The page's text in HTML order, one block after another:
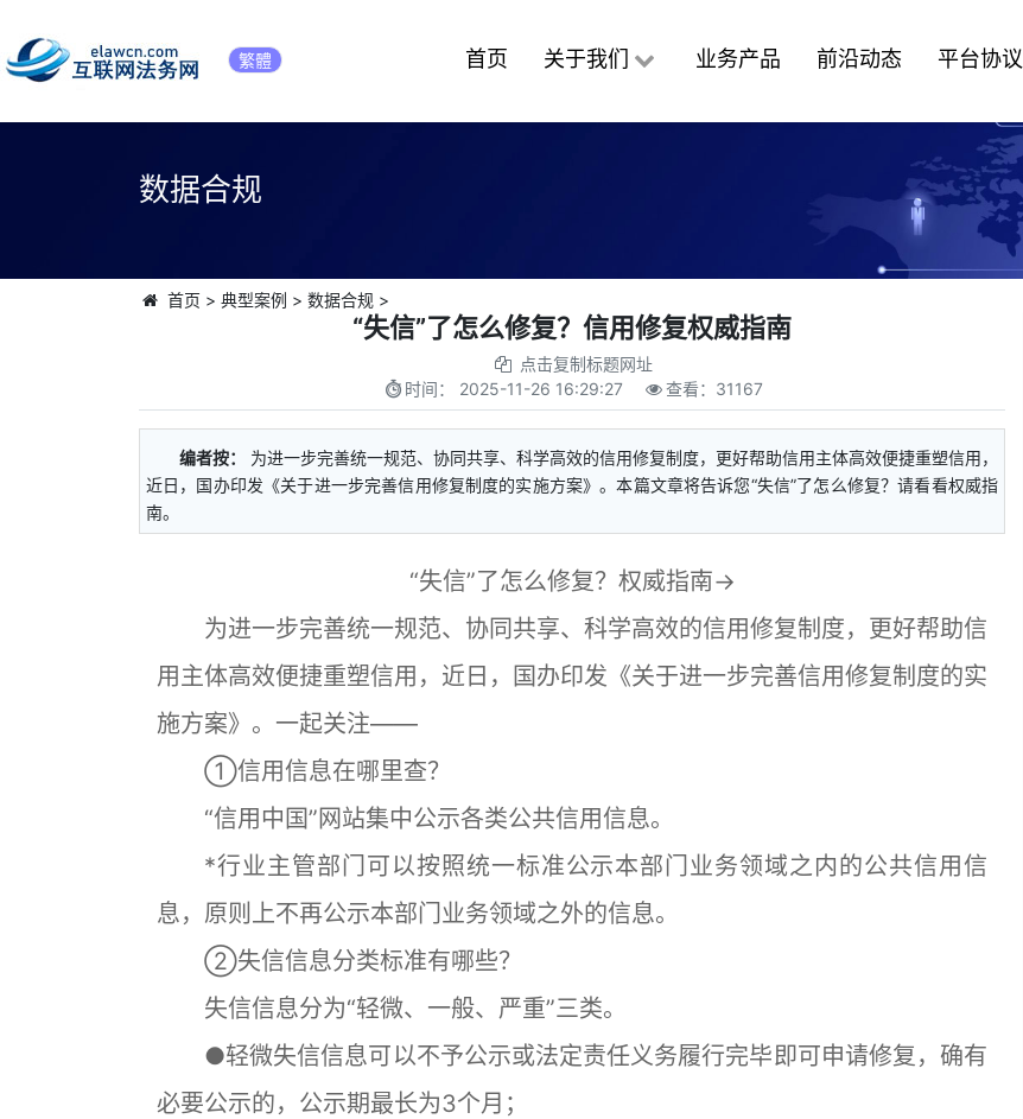
繁體 首页 关于我们 业务产品 前沿动态 平台协议
数据合规
首页 > 典型案例 > 数据合规 >
“失信”了怎么修复？信用修复权威指南
点击复制标题网址
时间： 2025-11-26 16:29:27 查看： 31167
编者按：
为进一步完善统一规范、协同共享、科学高效的信用修复制度，更好帮助信用主体高效便捷重塑信用，
近日，国办印发《关于进一步完善信用修复制度的实施方案》。本篇文章将告诉您“失信”了怎么修复？请看看权威指
南。
“失信”了怎么修复？权威指南→
为进一步完善统一规范、协同共享、科学高效的信用修复制度，更好帮助信
用主体高效便捷重塑信用，近日，国办印发《关于进一步完善信用修复制度的实
施方案》。一起关注——
①信用信息在哪里查？
“信用中国”网站集中公示各类公共信用信息。
*行业主管部门可以按照统一标准公示本部门业务领域之内的公共信用信
息，原则上不再公示本部门业务领域之外的信息。
②失信信息分类标准有哪些？
失信信息分为“轻微、一般、严重”三类。
●轻微失信信息可以不予公示或法定责任义务履行完毕即可申请修复，确有
必要公示的，公示期最长为3个月；